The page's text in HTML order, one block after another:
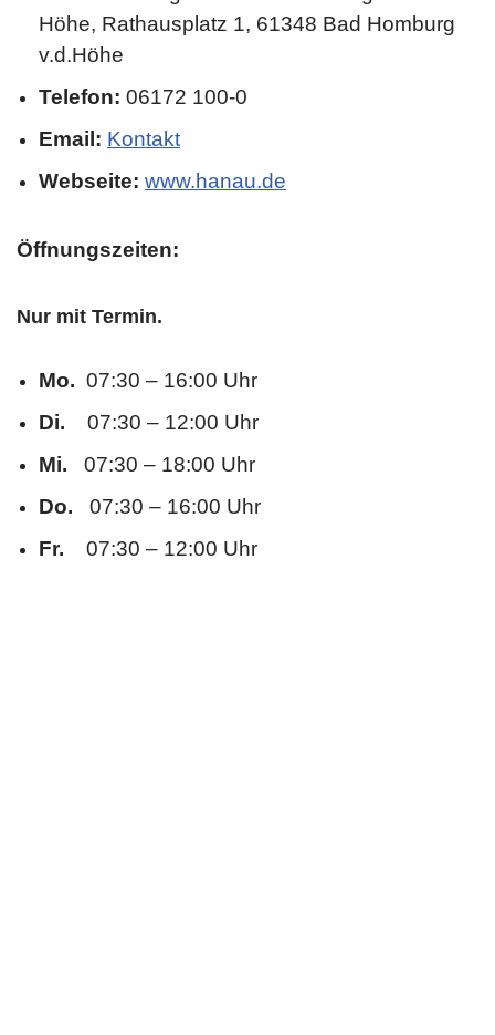
Höhe, Rathausplatz 1, 61348 Bad Homburg
v.d.Höhe
Telefon: 06172 100-0
Email: Kontakt
Webseite: www.hanau.de
Öffnungszeiten:
Nur mit Termin.
Mo. 07:30 – 16:00 Uhr
Di. 07:30 – 12:00 Uhr
Mi. 07:30 – 18:00 Uhr
Do. 07:30 – 16:00 Uhr
Fr. 07:30 – 12:00 Uhr